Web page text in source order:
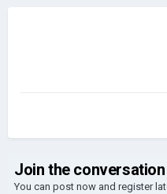
Join the conversation
You can post now and register